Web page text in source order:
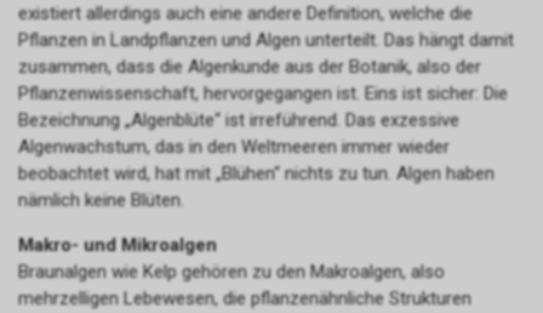
existiert allerdings auch eine andere Definition, welche die
Pflanzen in Landpflanzen und Algen unterteilt. Das hängt damit
zusammen, dass die Algenkunde aus der Botanik, also der
Pflanzenwissenschaft, hervorgegangen ist. Eins ist sicher: Die
Bezeichnung „Algenblüte“ ist irreführend. Das exzessive
Algenwachstum, das in den Weltmeeren immer wieder
beobachtet wird, hat mit „Blühen“ nichts zu tun. Algen haben
nämlich keine Blüten.
Makro- und Mikroalgen
Braunalgen wie Kelp gehören zu den Makroalgen, also
mehrzelligen Lebewesen, die pflanzenähnliche Strukturen